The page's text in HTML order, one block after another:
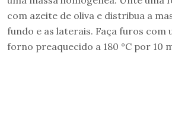
com azeite de oliva e distribua a
fundo e as laterais. Faça furos com
forno preaquecido a 180 °C por 10